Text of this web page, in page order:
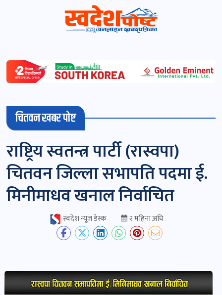
विशेष
माडी
(स्थानीय)
खबर
पोष्ट
चितवन
खबर
खबर
पोष्ट
चितवन खबर पोष्ट
राष्ट्रिय स्वतन्त्र पार्टी (रास्वपा)
चितवन जिल्ला सभापति पदमा ई.
मिनीमाधव खनाल निर्वाचित
स्वदेश न्यूज डेस्क २ महिना अघि